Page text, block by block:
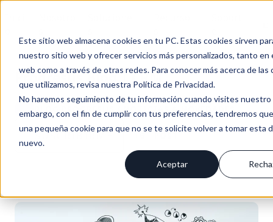
Este sitio web almacena cookies en tu PC. Estas cookies sirven
nuestro sitio web y ofrecer servicios más personalizados, tanto en
web como a través de otras redes. Para conocer más acerca de las
que utilizamos, revisa nuestra Política de Privacidad.
No haremos seguimiento de tu información cuando visites nuestro
embargo, con el fin de cumplir con tus preferencias, tendremos
una pequeña cookie para que no se te solicite volver a tomar esta
nuevo.
Aceptar
Progresus Blog | CRM
BLOG PROGRESUS / NOTICIAS & NOVEDADES
SUSCRÍBIRME